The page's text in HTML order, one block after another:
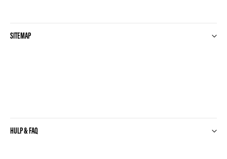
SITEMAP
HULP & FAQ